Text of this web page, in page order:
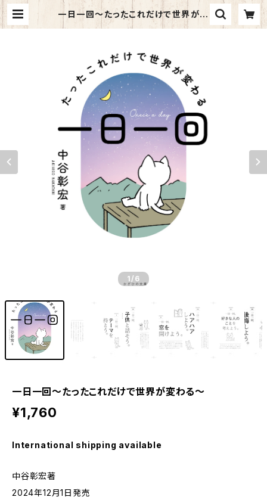
一日一回～たったこれだけで世界が変
わる～ | kazahino
1 /6
一日一回～たったこれだけで世界が変わる～
¥1,760
International shipping available
中谷彰宏著
2024年12月1日発売